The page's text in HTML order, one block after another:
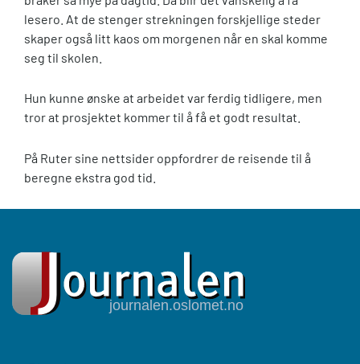
lesero. At de stenger strekningen forskjellige steder
skaper også litt kaos om morgenen når en skal komme
seg til skolen.
Hun kunne ønske at arbeidet var ferdig tidligere, men
tror at prosjektet kommer til å få et godt resultat.
På Ruter sine nettsider oppfordrer de reisende til å
beregne ekstra god tid.